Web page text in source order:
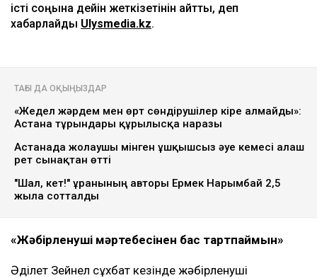
істі соңына дейін жеткізетінін айтты, деп
хабарлайды Ulysmedia.kz.
ТАҒЫ ДА ОҚЫҢЫЗДАР
«Жедел жәрдем мен өрт сөндірушілер кіре алмайды»:
Астана тұрғындары құрылысқа наразы
Астанада жолаушы мінген ұшқышсыз әуе кемесі алғаш
рет сынақтан өтті
"Шал, кет!" ұранының авторы Ермек Нарымбай 2,5
жылға сотталды
«Жәбірленуші мәртебесінен бас тартпаймын»
Әділет Зейнел сұхбат кезінде жәбірленуші